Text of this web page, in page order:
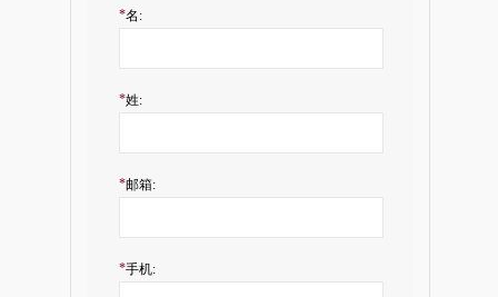
*名:
*姓:
*邮箱:
*手机: